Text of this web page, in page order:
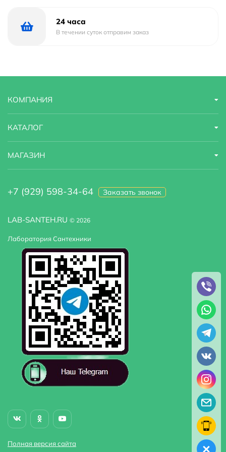
24 часа
В течении суток отправим заказ
LAB-SANTEH.RU © 2026
Лаборатория Сантехники
Полная версия сайта
КОМПАНИЯ
КАТАЛОГ
МАГАЗИН
+7 (929) 598-34-64 Заказать звонок